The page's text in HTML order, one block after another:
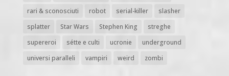
rari & sconosciuti
robot serial-killer
slasher
splatter
Star Wars Stephen King
streghe
supereroi
sétte e culti ucronie
underground
universi paralleli
vampiri weird zombi